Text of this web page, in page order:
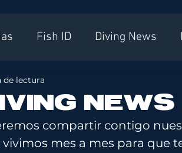
Fish ID Diving News
de lectura
compartir contigo
vivimos mes a mes para que